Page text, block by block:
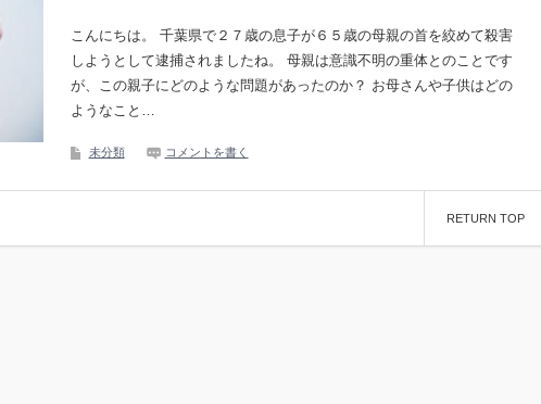
こんにちは。 千葉県で２７歳の息子が６５歳の母親の首を絞めて殺害
しようとして逮捕されましたね。 母親は意識不明の重体とのことです
が、この親子にどのような問題があったのか？ お母さんや子供はどの
ようなこと…
未分類 コメントを書く
RETURN TOP